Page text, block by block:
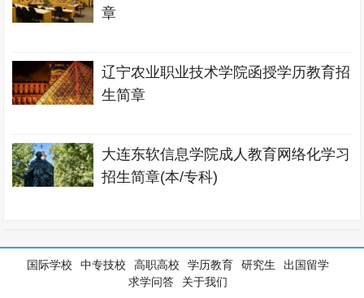
章
辽宁农业职业技术学院函授学历教育招
生简章
大连东软信息学院成人教育网络化学习
招生简章(本/专科)
国际学校 中专技校 高职高校 学历教育 研究生
出国留学
求学问答
关于我们